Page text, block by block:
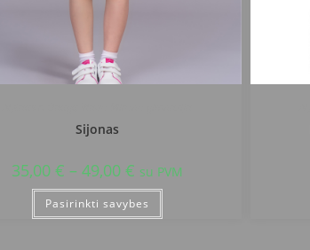
Sijonas
35,00€ – 49,00€ su PVM
Pasirinkti savybes